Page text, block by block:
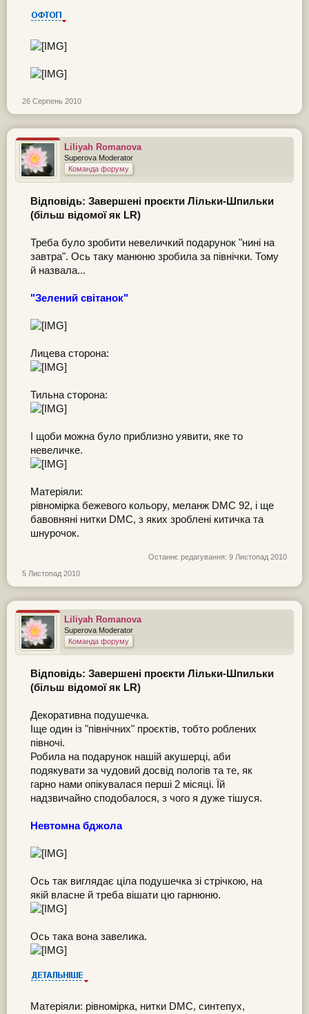
26 Серпень 2010
Liliyah Romanova
Superova Moderator
Команда форуму
Відповідь: Завершені проєкти Лільки-Шпильки
(більш відомої як LR)
Треба було зробити невеличкий подарунок "нині на
завтра". Ось таку манюню зробила за північки. Тому
й назвала...
"Зелений світанок"
Лицева сторона:
Тильна сторона:
І щоби можна було приблизно уявити, яке то
невеличке.
Матеріяли:
рівномірка бежевого кольору, меланж DMC 92, і ще
бавовняні нитки DMC, з яких зроблені китичка та
шнурочок.
Останнє редагування: 9 Листопад 2010
5 Листопад 2010
Liliyah Romanova
Superova Moderator
Команда форуму
Відповідь: Завершені проєкти Лільки-Шпильки
(більш відомої як LR)
Декоративна подушечка.
Іще один із "північних" проєктів, тобто роблених
півночі.
Робила на подарунок нашій акушерці, аби
подякувати за чудовий досвід пологів та те, як
гарно нами опікувалася перші 2 місяці. Їй
надзвичайно сподобалося, з чого я дуже тішуся.
Невтомна бджола
Ось так виглядає ціла подушечка зі стрічкою, на
якій власне й треба вішати цю гарнюню.
Ось така вона завелика.
Матеріяли: рівномірка, нитки DMC, синтепух,